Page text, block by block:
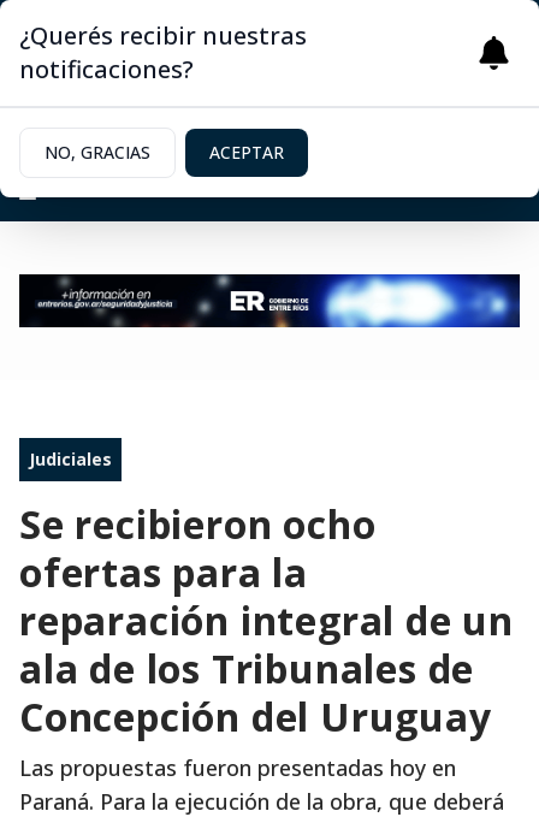
Judiciales
Se recibieron ocho
ofertas para la
reparación integral de un
ala de los Tribunales de
Concepción del Uruguay
Las propuestas fueron presentadas hoy en
Paraná. Para la ejecución de la obra, que deberá
¿Querés recibir nuestras
notificaciones?
NO, GRACIAS ACEPTAR